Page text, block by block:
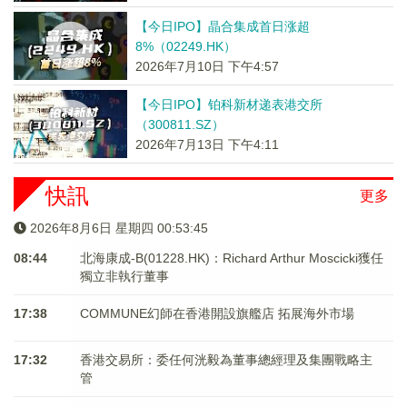
【今日IPO】晶合集成首日涨超
8%（02249.HK）
2026年7月10日 下午4:57
【今日IPO】铂科新材递表港交所
（300811.SZ）
2026年7月13日 下午4:11
更多
快訊
2026年8月6日 星期四 00:53:45
08:44
北海康成-B(01228.HK)：Richard Arthur Moscicki獲任
獨立非執行董事
17:38 COMMUNE幻師在香港開設旗艦店 拓展海外市場
17:32
香港交易所：委任何洸毅為董事總經理及集團戰略主
管